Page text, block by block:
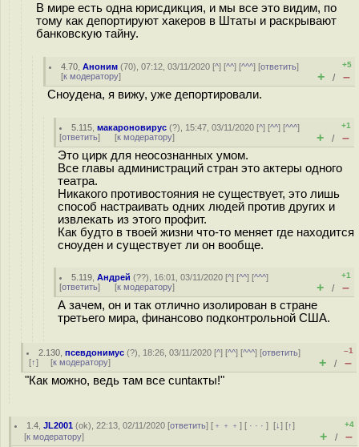
В мире есть одна юрисдикция, и мы все это видим, по
тому как депортируют хакеров в Штаты и раскрывают
банковскую тайну.
4.70 ,Аноним (70), 07:12, 03/11/2020 [^] [^^] [^^^] [ответить]
[к модератору]
+5
+ / –
Сноудена, я вижу, уже депортировали.
5.115 ,макароновирус (?), 15:47, 03/11/2020 [^] [^^] [^^^]
[ответить] [к модератору]
+1
+ / –
Это цирк для неосознанных умом.
Все главы администраций стран это актеры одного
театра.
Никакого противостояния не существует, это лишь
способ настраивать одних людей против других и
извлекать из этого профит.
Как будто в твоей жизни что-то меняет где находится
сноуден и существует ли он вообще.
5.119 ,Андрей (??), 16:01, 03/11/2020 [^] [^^] [^^^]
[ответить] [к модератору]
+1
+ / –
А зачем, он и так отлично изолирован в стране
третьего мира, финансово подконтрольной США.
2.130 ,псевдонимус (?), 18:26, 03/11/2020 [^] [^^] [^^^] [ответить]
[↑] [к модератору]
–1
+ / –
"Как можно, ведь там все cuntакты!"
1.4 ,JL2001 (ok), 22:13, 02/11/2020 [ответить] [ ﹢﹢﹢] [ · · ·][↓] [↑]
[к модератору]
+4
+ / –